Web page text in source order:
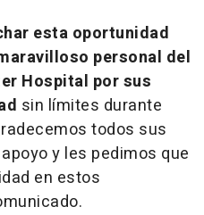
esta oportunidad
personal del
Hospital por sus
sin límites durante
todos sus
y les pedimos que
en estos